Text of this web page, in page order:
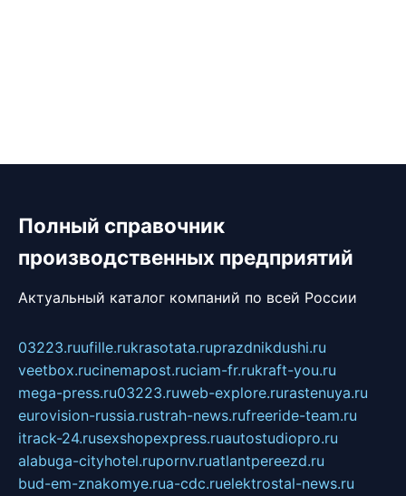
Полный справочник
производственных предприятий
Актуальный каталог компаний по всей России
03223.ruufille.rukrasotata.ruprazdnikdushi.ru
veetbox.rucinemapost.ruciam-fr.rukraft-you.ru
mega-press.ru03223.ruweb-explore.rurastenuya.ru
eurovision-russia.rustrah-news.rufreeride-team.ru
itrack-24.rusexshopexpress.ruautostudiopro.ru
alabuga-cityhotel.rupornv.ruatlantpereezd.ru
bud-em-znakomye.rua-cdc.ruelektrostal-news.ru